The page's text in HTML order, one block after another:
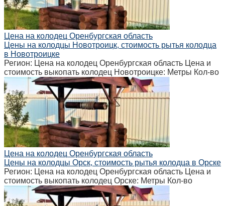
Цена на колодец Оренбургская область
Цены на колодцы Новотроицк, стоимость рытья колодца
в Новотроицке
Регион: Цена на колодец Оренбургская область Цена и
стоимость выкопать колодец Новотроицке: Метры Кол-во
Цена на колодец Оренбургская область
Цены на колодцы Орск, стоимость рытья колодца в Орске
Регион: Цена на колодец Оренбургская область Цена и
стоимость выкопать колодец Орске: Метры Кол-во